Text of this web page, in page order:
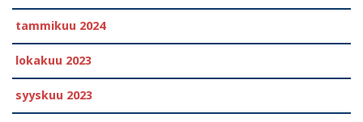
tammikuu 2024
lokakuu 2023
syyskuu 2023